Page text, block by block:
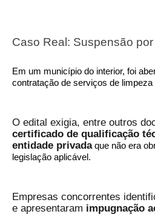
Caso Real: Suspensão
Em um município do interior, foi
contratação de serviços de limpeza
O edital exigia, entre outros
certificado de qualificação
entidade privadaque não era
legislação aplicável.
Empresas concorrentes
e apresentaram impugnação